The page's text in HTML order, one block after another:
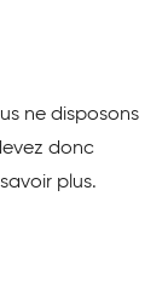
ne disposons
donc
plus.